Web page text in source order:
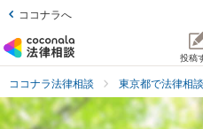
ココナラへ
投稿
ココナラ法律相談 東京都で法律相